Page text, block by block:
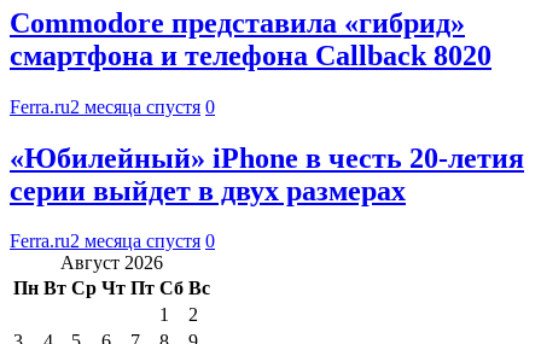
Commodore представила «гибрид»
смартфона и телефона Callback 8020
Ferra.ru2 месяца спустя 0
«Юбилейный» iPhone в честь 20-летия
серии выйдет в двух размерах
Ferra.ru2 месяца спустя 0
Август 2026
Пн Вт Ср Чт Пт Сб Вс
1
2